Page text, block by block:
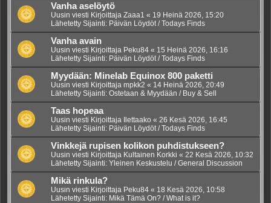
Vanha aselöytö
Uusin viesti Kirjoittaja Zaaa1 « 19 Heinä 2026, 15:20
Lähetetty Sijainti: Päivän Löydöt / Todays Finds
Vanha avain
Uusin viesti Kirjoittaja Peku84 « 15 Heinä 2026, 16:16
Lähetetty Sijainti: Päivän Löydöt / Todays Finds
Myydään: Minelab Equinox 800 paketti
Uusin viesti Kirjoittaja mpkk2 « 14 Heinä 2026, 20:49
Lähetetty Sijainti: Ostetaan & Myydään / Buy & Sell
Taas hopeaa
Uusin viesti Kirjoittaja Ilettaako « 26 Kesä 2026, 16:45
Lähetetty Sijainti: Päivän Löydöt / Todays Finds
Vinkkejä rupisen kolikon puhdistukseen?
Uusin viesti Kirjoittaja Kultainen Korkki « 22 Kesä 2026, 10:32
Lähetetty Sijainti: Yleinen Keskustelu / General Discussion
Mikä rinkula?
Uusin viesti Kirjoittaja Peku84 « 18 Kesä 2026, 10:58
Lähetetty Sijainti: Mikä Tämä On? / What is it?